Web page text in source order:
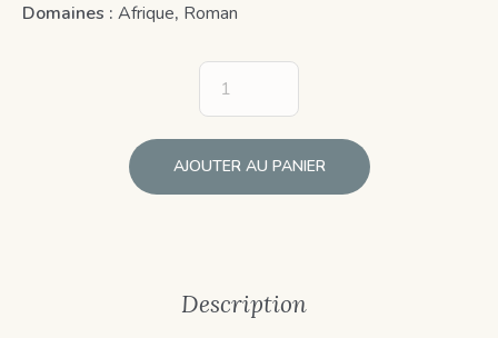
Domaines : Afrique, Roman
AJOUTER AU PANIER
Description